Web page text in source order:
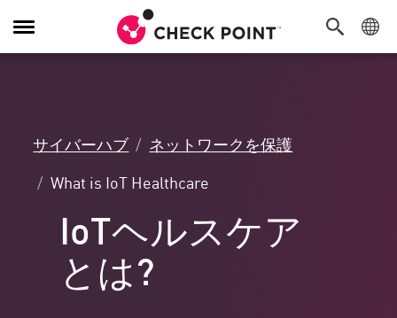
Toggle
Navigation
サイバーハブ
ネットワークを保護
What is IoT Healthcare
IoTヘルスケア
とは?